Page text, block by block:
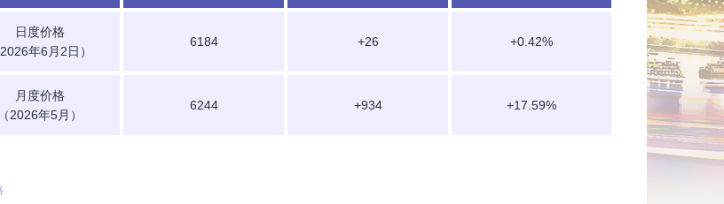
日度价格
2026年6月2日）
6184 +26 +0.42%
月度价格
（2026年5月）
6244 +934 +17.59%